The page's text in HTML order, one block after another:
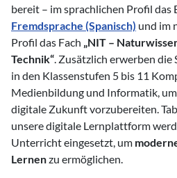
bereit – im sprachlichen Profil das
Fremdsprache (Spanisch) und im
Profil das Fach „NIT –
Technik“. Zusätzlich erwerben die
in den Klassenstufen 5 bis 11
Medienbildung und Informatik,
digitale Zukunft vorzubereiten.
unsere digitale Lernplattform
Unterricht eingesetzt, um
Lernenzu ermöglichen.